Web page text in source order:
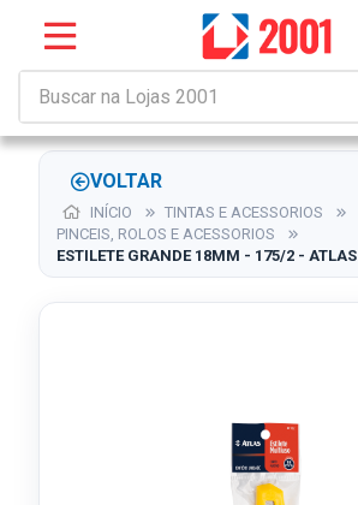
VOLTAR
INÍCIO
TINTAS E ACESSORIOS
PINCEIS, ROLOS E ACESSORIOS
ESTILETE GRANDE 18MM - 175/2 - ATLAS